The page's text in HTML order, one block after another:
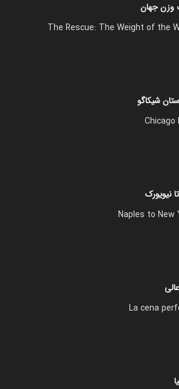
وزن جهان
The Rescue: The Weight of the
شیکاگو
Chicago
نیویورک
Naples to New
La cena